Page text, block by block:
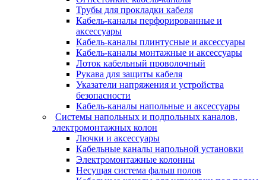
Трубы для прокладки кабеля
Кабель-каналы перфорированные и
аксессуары
Кабель-каналы плинтусные и аксессуары
Кабель-каналы монтажные и аксессуары
Лоток кабельный проволочный
Рукава для защиты кабеля
Указатели напряжения и устройства
безопасности
Кабель-каналы напольные и аксессуары
Системы напольных и подпольных каналов,
электромонтажных колон
Лючки и аксессуары
Кабельные каналы напольной установки
Электромонтажные колонны
Несущая система фальш полов